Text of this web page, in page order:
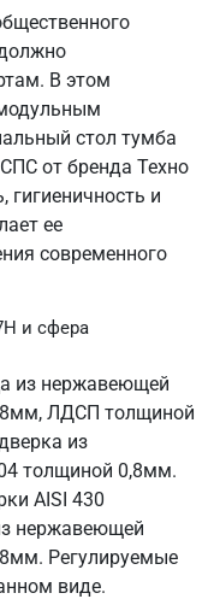
В этом
стол тумба
от бренда Техно
гигиеничность и
ее
современного
и сфера
из нержавеющей
ЛДСП толщиной
из
толщиной 0,8мм.
AISI 430
нержавеющей
Регулируемые
виде.